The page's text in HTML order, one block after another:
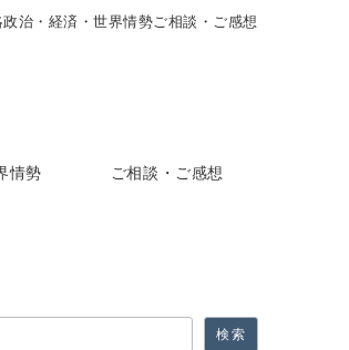
政治・経済・世界情勢ご相談・ご感想
情勢 ご相談・ご感想
検索